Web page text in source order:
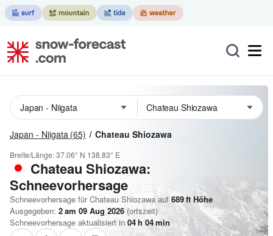
Japan - Niigata (65) Chateau Shiozawa
Breite/Länge:37.06° N 138.83° E
Chateau Shiozawa:
Schneevorhersage
Schneevorhersage für Chateau Shiozawa auf 689ftHöhe
Ausgegeben: 2 am 09 Aug 2026 (ortszeit)
Schneevorhersage aktualisiert in 04h04min